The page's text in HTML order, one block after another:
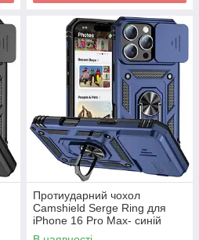
Протиударний чохол
Camshield Serge Ring для
iPhone 16 Pro Max- синій